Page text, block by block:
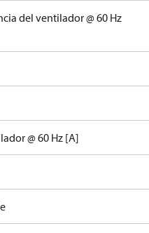
del ventilador @ 60 Hz
@ 60 Hz [A]